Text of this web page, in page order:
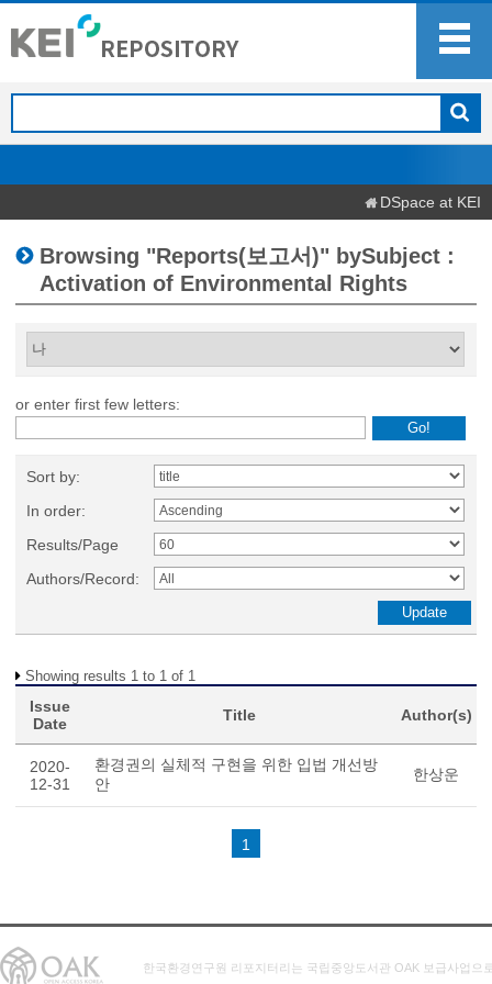
DSpace at KEI
Browsing "Reports(보고서)" bySubject :
Activation of Environmental Rights
or enter first few letters:
Sort by:
In order:
Results/Page
Authors/Record:
Showing results 1 to 1 of 1
Issue
Date
Title Author(s)
2020-
12-31
환경권의 실체적 구현을 위한 입법 개선방
안
한상운
1
한국환경연구원 리포지터리는 국립중앙도서관 OAK 보급사업